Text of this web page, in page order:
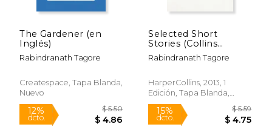
The Gardener (en
Inglés)
Rabindranath Tagore
Createspace, Tapa Blanda,
Nuevo
Selected Short
Stories (Collins
Classics) (en Inglés)
Rabindranath Tagore
HarperCollins, 2013, 1
Edición, Tapa Blanda,
Nuevo